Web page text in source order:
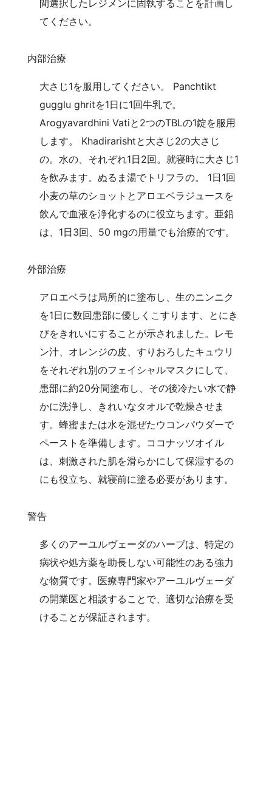
間選択したレジメンに固執することを計画し
てください。
内部治療
大さじ1を服用してください。 Panchtikt
gugglu ghritを1日に1回牛乳で。
Arogyavardhini Vatiと2つのTBLの1錠を服用
します。 Khadirarishtと大さじ2の大さじ
の。水の、それぞれ1日2回。就寝時に大さじ1
を飲みます。ぬるま湯でトリフラの。 1日1回
小麦の草のショットとアロエベラジュースを
飲んで血液を浄化するのに役立ちます。亜鉛
は、1日3回、50 mgの用量でも治療的です。
外部治療
アロエベラは局所的に塗布し、生のニンニク
を1日に数回患部に優しくこすります、とにき
びをきれいにすることが示されました。レモ
ン汁、オレンジの皮、すりおろしたキュウリ
をそれぞれ別のフェイシャルマスクにして、
患部に約20分間塗布し、その後冷たい水で静
かに洗浄し、きれいなタオルで乾燥させま
す。蜂蜜または水を混ぜたウコンパウダーで
ペーストを準備します。ココナッツオイル
は、刺激された肌を滑らかにして保湿するの
にも役立ち、就寝前に塗る必要があります。
警告
多くのアーユルヴェーダのハーブは、特定の
病状や処方薬を助長しない可能性のある強力
な物質です。医療専門家やアーユルヴェーダ
の開業医と相談することで、適切な治療を受
けることが保証されます。